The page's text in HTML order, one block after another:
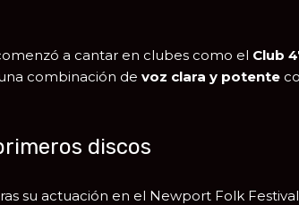
a cantar en clubes como el Club
combinación de voz clara y potente
discos
su actuación en el Newport Folk Festival